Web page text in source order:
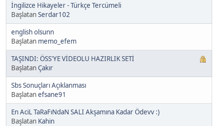
İngilizce Hikayeler - Türkçe Tercümeli
BaşlatanSerdar102
english olsunn
Başlatan memo_efem
TAŞINDI: ÖSS'YE VİDEOLU HAZIRLIK SETİ
BaşlatanÇakır
Sbs Sonuçları Açıklanması
Başlatanefsane91
En AciL TaRaFıNdaN SALI Akşamına Kadar Ödevv :)
Başlatan Kahin